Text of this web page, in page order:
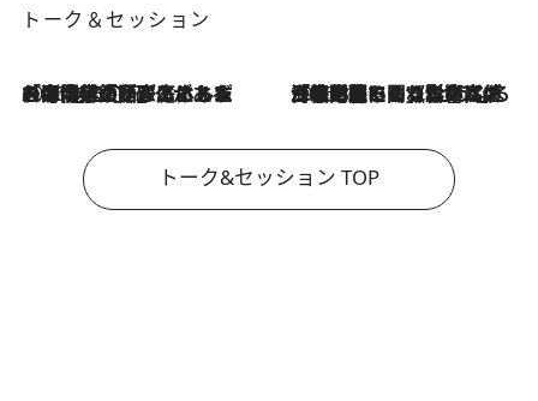
トーク＆セッション
2026.8.3
「今後値上げがあるとすれば…」「リスクがあるのは今年の冬」エネルギー専門家が語る、ホルムズ海峡封鎖が家庭にもたらす“ある心配” 2026.8.3
「住宅建てられない…」「サーチャージ料の高値が続いている」ホルムズ海峡封鎖による影響はいつまで続く？《エネルギー専門家に聞く“どうなる日本の暮らし”》
トーク&セッション TOP